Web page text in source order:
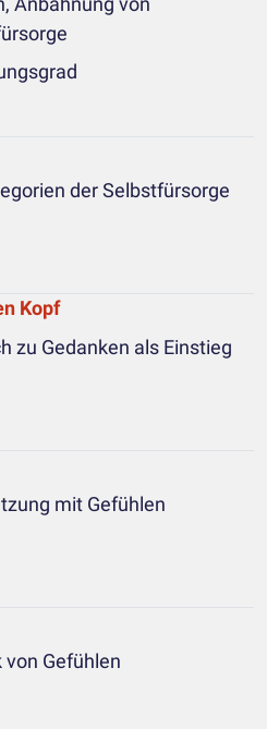
der Selbstfürsorge
Kopf
zu Gedanken als Einstieg
mit Gefühlen
Gefühlen